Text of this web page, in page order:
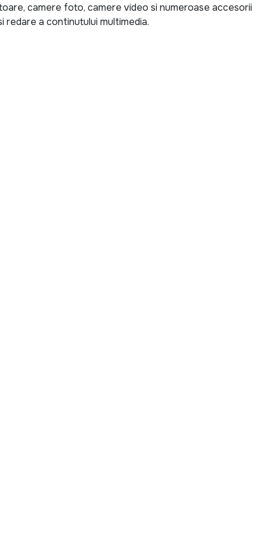
camere foto, camere video si numeroase accesorii
a continutului multimedia.